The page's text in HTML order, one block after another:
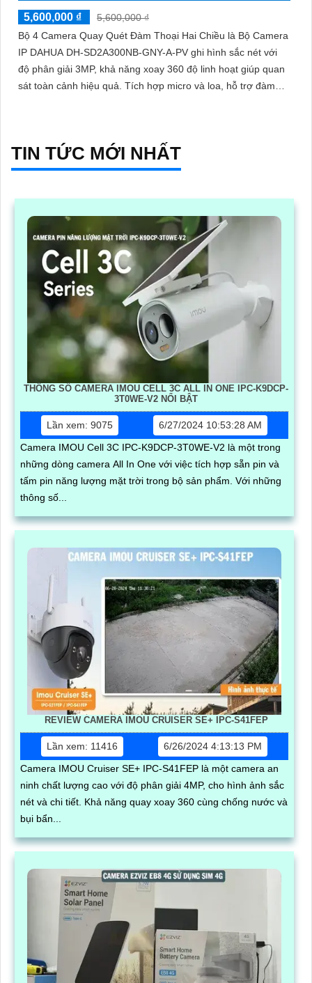
5,600,000 ₫
5,600,000 ₫
Bộ 4 Camera Quay Quét Đàm Thoại Hai Chiều là Bộ Camera
IP DAHUA DH-SD2A300NB-GNY-A-PV ghi hình sắc nét với
độ phân giải 3MP, khả năng xoay 360 độ linh hoạt giúp quan
sát toàn cảnh hiệu quả. Tích hợp micro và loa, hỗ trợ đàm
TIN TỨC MỚI NHẤT
THÔNG SỐ CAMERA IMOU CELL 3C ALL IN ONE IPC-K9DCP-
3T0WE-V2 NỔI BẬT
Lần xem: 9075
6/27/2024 10:53:28 AM
Camera IMOU Cell 3C IPC-K9DCP-3T0WE-V2 là một trong
những dòng camera All In One với việc tích hợp sẵn pin và
tấm pin năng lượng mặt trời trong bộ sản phẩm. Với những
thông số...
REVIEW CAMERA IMOU CRUISER SE+ IPC-S41FEP
Lần xem: 11416
6/26/2024 4:13:13 PM
Camera IMOU Cruiser SE+ IPC-S41FEP là một camera an
ninh chất lượng cao với độ phân giải 4MP, cho hình ảnh sắc
nét và chi tiết. Khả năng quay xoay 360 cùng chống nước và
bụi bẩn...